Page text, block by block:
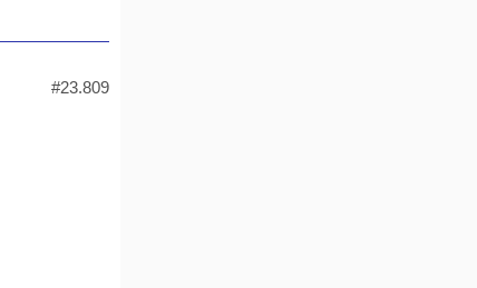
#23.809